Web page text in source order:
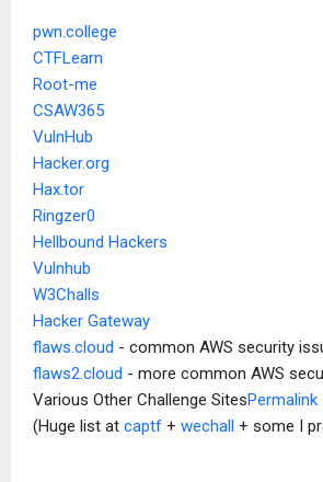
pwn.college
CTFLearn
Root-me
CSAW365
VulnHub
Hacker.org
Hax.tor
Ringzer0
Hellbound Hackers
Vulnhub
W3Challs
Hacker Gateway
flaws.cloud - common AWS security
flaws2.cloud - more common AWS
Various Other Challenge SitesPermalink
(Huge list at captf + wechall + some I